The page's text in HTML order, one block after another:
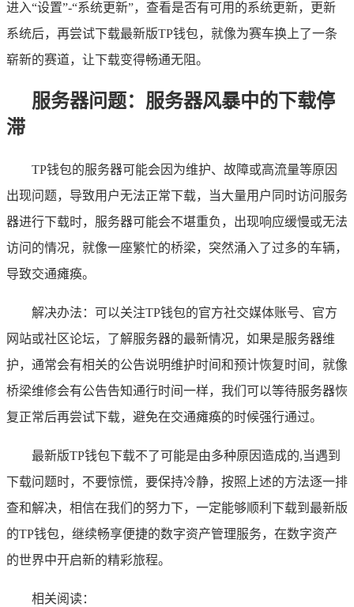
进入“设置”-“系统更新”，查看是否有可用的系统更新，更新
系统后，再尝试下载最新版TP钱包，就像为赛车换上了一条
崭新的赛道，让下载变得畅通无阻。
服务器问题：服务器风暴中的下载停
滞
TP钱包的服务器可能会因为维护、故障或高流量等原因
出现问题，导致用户无法正常下载，当大量用户同时访问服务
器进行下载时，服务器可能会不堪重负，出现响应缓慢或无法
访问的情况，就像一座繁忙的桥梁，突然涌入了过多的车辆，
导致交通瘫痪。
解决办法：可以关注TP钱包的官方社交媒体账号、官方
网站或社区论坛，了解服务器的最新情况，如果是服务器维
护，通常会有相关的公告说明维护时间和预计恢复时间，就像
桥梁维修会有公告告知通行时间一样，我们可以等待服务器恢
复正常后再尝试下载，避免在交通瘫痪的时候强行通过。
最新版TP钱包下载不了可能是由多种原因造成的,当遇到
下载问题时，不要惊慌，要保持冷静，按照上述的方法逐一排
查和解决，相信在我们的努力下，一定能够顺利下载到最新版
的TP钱包，继续畅享便捷的数字资产管理服务，在数字资产
的世界中开启新的精彩旅程。
相关阅读：